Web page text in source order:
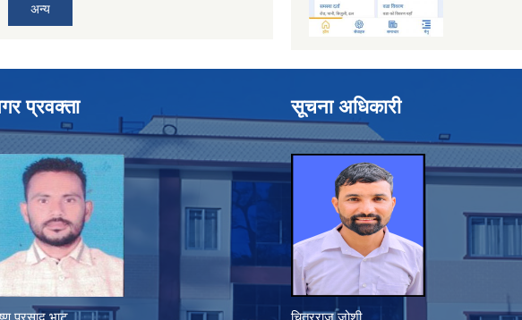
अन्य
प्रवक्ता सूचना अधिकारी